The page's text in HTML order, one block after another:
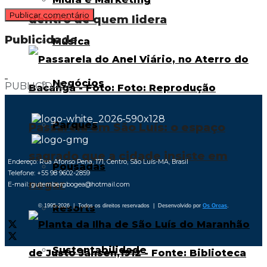
dentro de quem lidera
Passarela em São Luís: o espaço
sagrado que a cidade insiste em
negar
Música
Negócios
Parques
Pousadas
Resorts
Sustentabilidade
Publicidade
PUBLICIDADE
Endereço: Rua Afonso Pena, 171, Centro, São Luís-MA, Brasil
Telefone: +55 98 9602-2859
E-mail: gutembergbogea@hotmail.com
© 1995-2026 | Todos os direitos reservados | Desenvolvido por Os Orcas